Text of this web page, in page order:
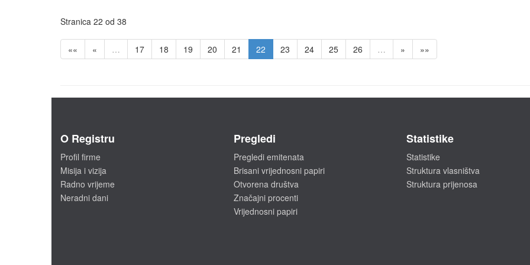
Stranica 22 od 38
«« « … 17 18 19 20 21 22 23 24 25 26 … » »»
O Registru
Profil firme
Misija i vizija
Radno vrijeme
Neradni dani
Pregledi
Pregledi emitenata
Brisani vrijednosni papiri
Otvorena društva
Značajni procenti
Vrijednosni papiri
Statistike
Statistike
Struktura vlasništva
Struktura prijenosa